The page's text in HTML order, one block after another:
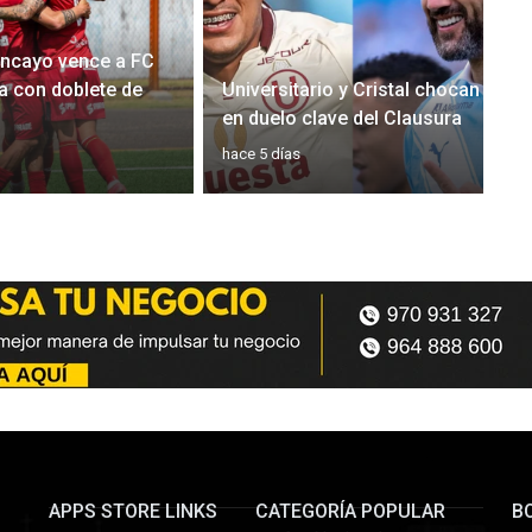
vence a FC
con doblete de
Universitario y Cristal chocan
en duelo clave del Clausura
hace 5 días
APPS STORE LINKS CATEGORÍA POPULAR